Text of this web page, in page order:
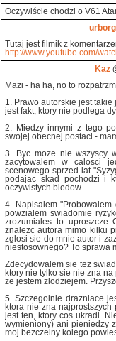
Oczywiście chodzi o V61
urborg
Tutaj jest filmik z
http://www.youtube.com/
Kaz
Mazi - ha ha, no to
1. Prawo autorskie jest
jest fakt, ktory nie podlega
2. Miedzy innymi z tego
swojej obecnej postaci -
3. Byc moze nie wszyscy
zacytowalem w calosci
scenowego sprzed lat
podajac skad pochodzi i
oczywistych bledow.
4. Napisalem
powzialem swiadomie
zrozumiales to
znalezc autora mimo kilku
zglosi sie do mnie autor i
niestosownego? To sprawa
Zdecydowalem sie tez
ktory nie tylko sie nie zna
ze jestem zlodziejem.
5. Szczegolnie drazniace
ktora nie zna
jest ten, ktory cos ukradl.
wymieniony) ani pieniedzy
moj bezczelny kolego